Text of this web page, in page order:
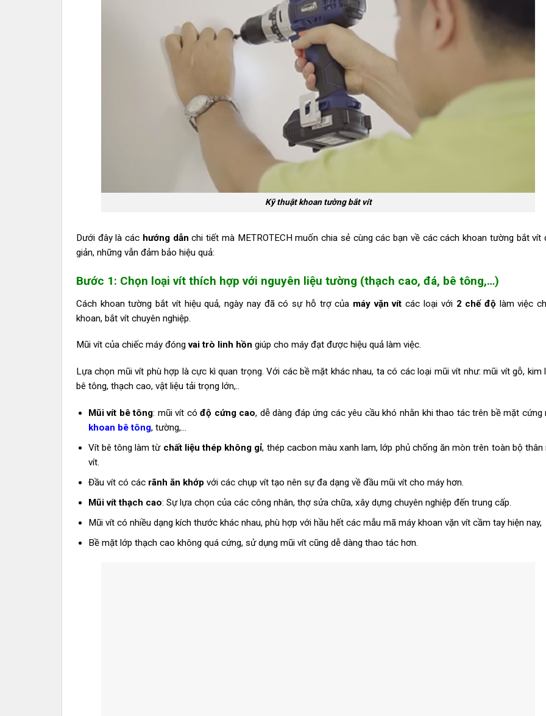
Kỹ thuật khoan tường bắt vít
Dưới đây là các hướng dẫn chi tiết mà METROTECH muốn chia sẻ cùng các bạn về các cách khoan tường bắt vít
giản, những vẫn đảm bảo hiệu quả:
Bước 1: Chọn loại vít thích hợp với nguyên liệu tường (thạch cao, đá, bê tông,…)
Cách khoan tường bắt vít hiệu quả, ngày nay đã có sự hỗ trợ của máy vặn vít các loại với 2 chế độ làm việc
khoan, bắt vít chuyên nghiệp.
Mũi vít của chiếc máy đóngvai trò linh hồn giúp cho máy đạt được hiệu quả làm việc.
Lựa chọn mũi vít phù hợp là cực kì quan trọng. Với các bề mặt khác nhau, ta có các loại mũi vít như: mũi vít gỗ, kim
bê tông, thạch cao, vật liệu tải trọng lớn,..
Mũi vít bê tông: mũi vít cóđộ cứng cao, dễ dàng đáp ứng các yêu cầu khó nhằn khi thao tác trên bề mặt cứng
khoan bê tông, tường,…
Vít bê tông làm từ chất liệu thép không gỉ, thép cacbon màu xanh lam, lớp phủ chống ăn mòn trên toàn bộ thân
vít.
Đầu vít có các rãnh ăn khớp với các chụp vít tạo nên sự đa dạng về đầu mũi vít cho máy hơn.
Mũi vít thạch cao: Sự lựa chọn của các công nhân, thợ sửa chữa, xây dựng chuyên nghiệp đến trung cấp.
Mũi vít có nhiều dạng kích thước khác nhau, phù hợp với hầu hết các mẫu mã máy khoan vặn vít cầm tay hiện nay,
Bề mặt lớp thạch cao không quá cứng, sử dụng mũi vít cũng dễ dàng thao tác hơn.